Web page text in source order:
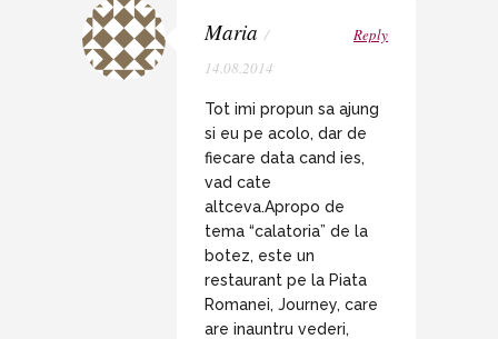
Maria /
14.08.2014
Reply
Tot imi propun sa ajung
si eu pe acolo, dar de
fiecare data cand ies,
vad cate
altceva.Apropo de
tema “calatoria” de la
botez, este un
restaurant pe la Piata
Romanei, Journey, care
are inauntru vederi,